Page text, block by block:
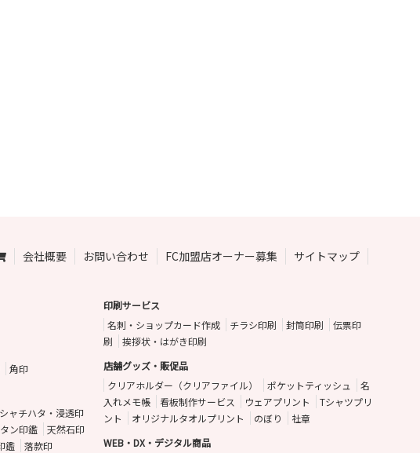
会社概要 お問い合わせ FC加盟店オーナー募集
サイトマップ
角印
シャチハタ・浸透印
ン印鑑
天然石印
鑑 落款印
印刷サービス
名刺・ショップカード作成
チラシ印刷 封筒印刷
伝票印
刷
挨拶状・はがき印刷
店舗グッズ・販促品
クリアホルダー（クリアファイル）
ポケットティッシュ
名
入れメモ帳
看板制作サービス ウェアプリント
Tシャツプリ
ント
オリジナルタオルプリント のぼり
社章
WEB・DX・デジタル商品